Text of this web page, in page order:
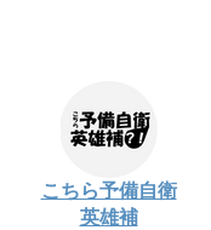
こちら予備自衛
英雄補